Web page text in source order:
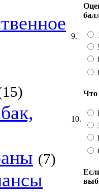
(7)
9.
10.
Что